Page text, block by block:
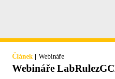
Článek | Webináře
Webináře